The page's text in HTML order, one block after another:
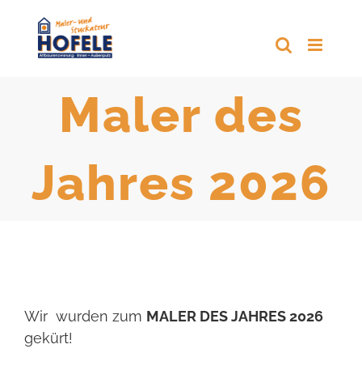
Maler des
Jahres 2026
Wir wurden zum MALER DES JAHRES 2026
gekürt!